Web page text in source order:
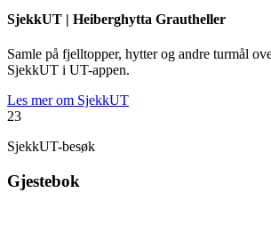
SjekkUT | Heiberghytta Grautheller
Samle på fjelltopper, hytter og andre turmål
SjekkUT i UT-appen.
Les mer om SjekkUT
23
SjekkUT-besøk
Gjestebok